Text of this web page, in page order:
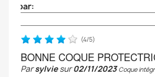
par:
(4/5)
BONNE COQUE
Parsylviesur02/11/2023 Coque